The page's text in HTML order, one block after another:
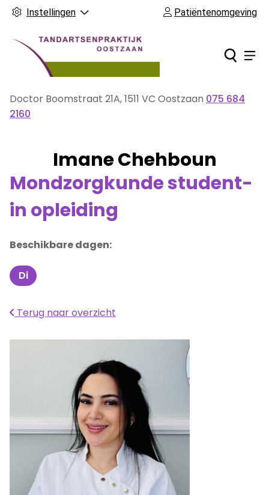
Instellingen Patiëntenomgeving
Doctor Boomstraat 21A,1511 VC Oostzaan Tel:
075 684
2160
Imane Chehboun
Mondzorgkunde student-
in opleiding
Beschikbare dagen:
Dinsdag
Di
Terug naar overzicht